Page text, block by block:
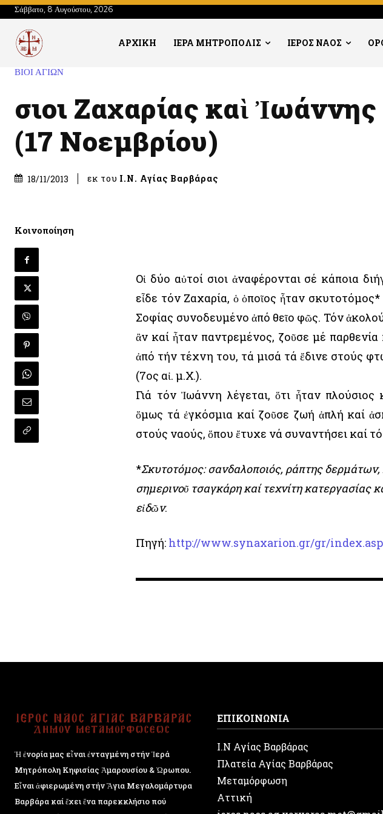
Σάββατο, 8 Αυγούστου, 2026
ΑΡΧΙΚΗ ΙΕΡΑ ΜΗΤΡΟΠΟΛΙΣ ΙΕΡΟΣ ΝΑΟΣ
ΒΙΟΙ ΑΓΙΩΝ
Ὅσιοι Ζαχαρίας καὶ Ἰωάννης
(17 Νοεμβρίου)
18/11/2013 εκ του Ι.Ν. Αγίας Βαρβάρας
Κοινοποίηση
Οἱ δύο αὐτοί Ὅσιοι ἀναφέρονται σέ κάποια
εἶδε τόν Ζαχαρία, ὁ ὁποῖος ἦταν
Σοφίας συνοδευμένο ἀπό θεῖο φῶς. Τόν
ἂν καί ἦταν παντρεμένος, ζοῦσε μέ
ἀπό τήν τέχνη του, τά μισά τά ἔδινε στούς
(7ος αἰ. μ.Χ.).
Γιά τόν Ἰωάννη λέγεται, ὅτι ἦταν
ὅμως τά ἐγκόσμια καί ζοῦσε ζωή ἁπλή καί
στούς ναούς, ὅπου ἔτυχε νά συναντήσει καί
*Σκυτοτόμος: σανδαλοποιός, ράπτης δερμάτων,
σημερινοῦ τσαγκάρη καί τεχνίτη κατεργασίας
εἰδῶν.
Πηγή: http://www.synaxarion.gr/gr/
Ἡ ἐνορία μας εἶναι ἐνταγμένη στήν Ἱερά
Μητρόπολη Κηφισίας Ἁμαρουσίου & Ὠρωπου.
Εἶναι ἀφιερωμένη στήν Ἅγια Μεγαλομάρτυρα
Βαρβάρα καί ἔχει ἕνα παρεκκλήσιο πού
ΕΠΙΚΟΙΝΩΝΙΑ
Ι.Ν Αγίας Βαρβάρας
Πλατεία Αγίας Βαρβάρας
Μεταμόρφωση
Αττική